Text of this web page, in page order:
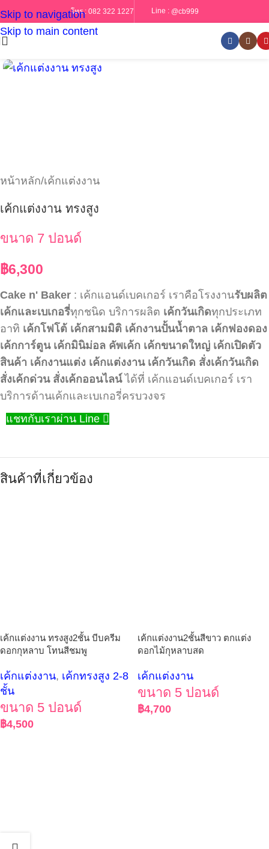
Skip to navigation
Skip to main content
โทร : 082 322 1227 Line : @cb999
หน้าหลัก/เค้กแต่งงาน
เค้กแต่งงาน ทรงสูง
ขนาด 7 ปอนด์
฿6,300
Cake n' Baker : เค้กแอนด์เบคเกอร์ เราคือโรงงานรับผลิต
เค้กและเบเกอรี่ทุกชนิด บริการผลิต เค้กวันเกิดทุกประเภท
อาทิ เค้กโฟโต้ เค้กสามมิติ เค้กงานปั้นน้ำตาล เค้กฟองดอง
เค้กการ์ตูน เค้กมินิม่อล คัพเค้ก เค้กขนาดใหญ่ เค้กเปิดตัว
สินค้า เค้กงานแต่ง เค้กแต่งงาน เค้กวันเกิด สั่งเค้กวันเกิด
สั่งเค้กด่วน สั่งเค้กออนไลน์ได้ที่ เค้กแอนด์เบคเกอร์ เรา
บริการด้านเค้กและเบเกอรี่ครบวงจร
แชทกับเราผ่าน Line
สินค้าที่เกี่ยวข้อง
เค้กแต่งงาน ทรงสูง2ชั้น บีบครีม
ดอกกุหลาบ โทนสีชมพู
เค้กแต่งงาน, เค้กทรงสูง 2-8
ชั้น
ขนาด 5 ปอนด์
฿4,500
เค้กแต่งงาน2ชั้นสีขาว ตกแต่ง
ดอกไม้กุหลาบสด
เค้กแต่งงาน
ขนาด 5 ปอนด์
฿4,700